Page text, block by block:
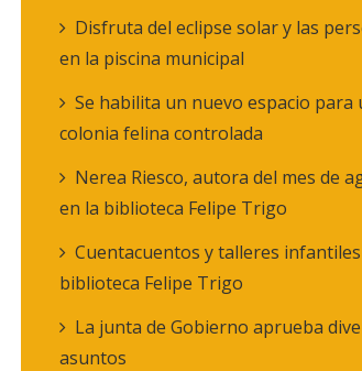
Disfruta del eclipse solar y las
en la piscina municipal
Se habilita un nuevo espacio para
colonia felina controlada
Nerea Riesco, autora del mes de
en la biblioteca Felipe Trigo
Cuentacuentos y talleres
biblioteca Felipe Trigo
La junta de Gobierno aprueba
asuntos